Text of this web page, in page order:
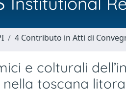
4 Contributo in Atti di
e colturali
nella toscana